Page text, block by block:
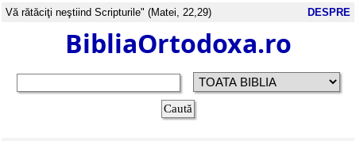
Vă rătăciţi neştiind Scripturile" (Matei, 22,29) DESPRE
BibliaOrtodoxa.ro